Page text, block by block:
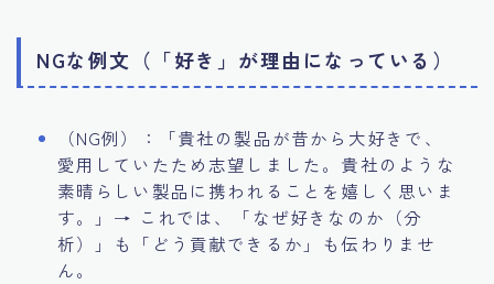
NGな例文（「好き」が理由になっている）
（NG例）：「貴社の製品が昔から大好きで、
愛用していたため志望しました。貴社のような
素晴らしい製品に携われることを嬉しく思いま
す。」→ これでは、「なぜ好きなのか（分
析）」も「どう貢献できるか」も伝わりませ
ん。